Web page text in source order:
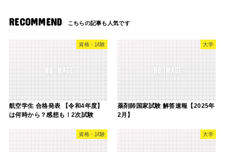
RECOMMEND
資格・試験
航空学生 合格発表 【令和4年度】
は何時から？感想も！2次試験
大学
薬剤師国家試験 解答速報【2025年
2月】
資格・試験 大学